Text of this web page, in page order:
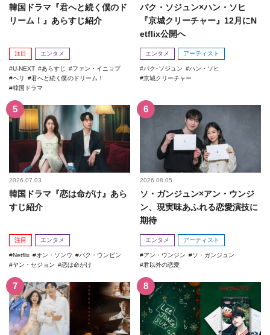
韓国ドラマ『君へと続く僕のド
リーム！』あらすじ紹介
注目 エンタメ
U-NEXT あらすじ
ファン・イニョプ
ヘリ
君へと続く僕のドリーム！
韓国ドラマ
パク・ソジュン×ハン・ソヒ
『京城クリーチャー』12月にN
etflix公開へ
エンタメ アーティスト
パク･ソジュン
ハン・ソヒ
京城クリーチャー
2026.07.03
韓国ドラマ『恋は命がけ』あら
すじ紹介
注目 エンタメ
Netflix オン・ソンウ
パク・ウンビン
ヤン・セジョン
恋は命がけ
2026.08.05
ソ・ガンジュン×アン・ウンジ
ン、現実味あふれる恋愛演技に
期待
エンタメ アーティスト
アン・ウンジン
ソ・ガンジュン
君以外の恋愛